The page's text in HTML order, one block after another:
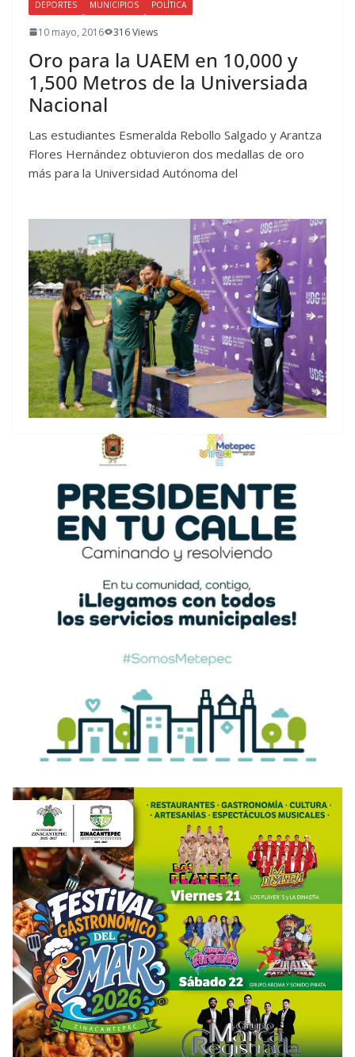
DEPORTES MUNICIPIOS POLÍTICA
10 mayo, 2016 316 Views
Oro para la UAEM en 10,000 y
1,500 Metros de la Universiada
Nacional
Las estudiantes Esmeralda Rebollo Salgado y Arantza
Flores Hernández obtuvieron dos medallas de oro
más para la Universidad Autónoma del